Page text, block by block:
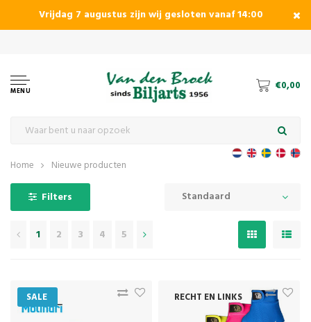
Vrijdag 7 augustus zijn wij gesloten vanaf 14:00
MENU €0,00
Home Nieuwe producten
Filters Standaard
1 2 3 4 5
SALE RECHT EN LINKS